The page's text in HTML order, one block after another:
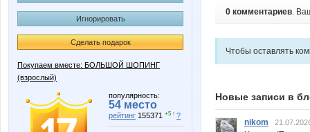
Игнорировать
Сделать подарок
Покупаем вместе: БОЛЬШОЙ ШОПИНГ
(взрослый)
популярность:
54 место
рейтинг 155371 +5 ↑ ?
0 комментариев.
Чтобы оставлять
Новые записи в
nikom